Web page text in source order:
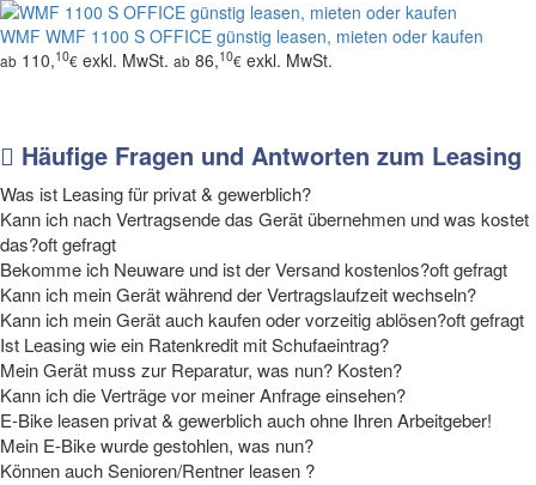
WMF WMF 1100 S OFFICE günstig leasen, mieten oder kaufen
ab 110,10€ exkl. MwSt. ab 86,10€ exkl. MwSt.
Häufige Fragen und Antworten zum Leasing
Was ist Leasing für privat & gewerblich?
Kann ich nach Vertragsende das Gerät übernehmen und was kostet
das?oft gefragt
Bekomme ich Neuware und ist der Versand kostenlos?oft gefragt
Kann ich mein Gerät während der Vertragslaufzeit wechseln?
Kann ich mein Gerät auch kaufen oder vorzeitig ablösen?oft gefragt
Ist Leasing wie ein Ratenkredit mit Schufaeintrag?
Mein Gerät muss zur Reparatur, was nun? Kosten?
Kann ich die Verträge vor meiner Anfrage einsehen?
E-Bike leasen privat & gewerblich auch ohne Ihren Arbeitgeber!
Mein E-Bike wurde gestohlen, was nun?
Können auch Senioren/Rentner leasen ?